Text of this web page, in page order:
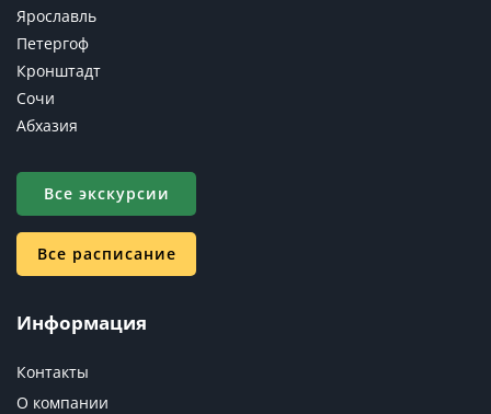
Ярославль
Петергоф
Кронштадт
Сочи
Абхазия
Все экскурсии
Все расписание
Информация
Контакты
О компании